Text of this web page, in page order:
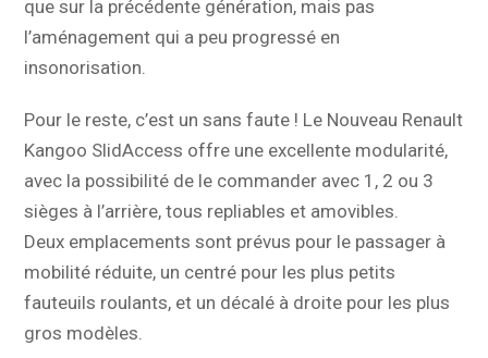
que sur la précédente génération, mais pas
l’aménagement qui a peu progressé en
insonorisation.
Pour le reste, c’est un sans faute ! Le Nouveau Renault
Kangoo SlidAccess offre une excellente modularité,
avec la possibilité de le commander avec 1, 2 ou 3
sièges à l’arrière, tous repliables et amovibles.
Deux emplacements sont prévus pour le passager à
mobilité réduite, un centré pour les plus petits
fauteuils roulants, et un décalé à droite pour les plus
gros modèles.